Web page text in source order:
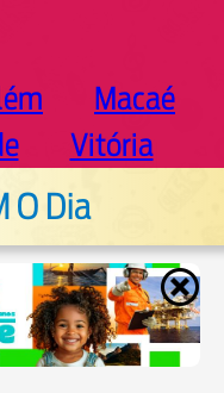
Macaé
Vitória
O Dia